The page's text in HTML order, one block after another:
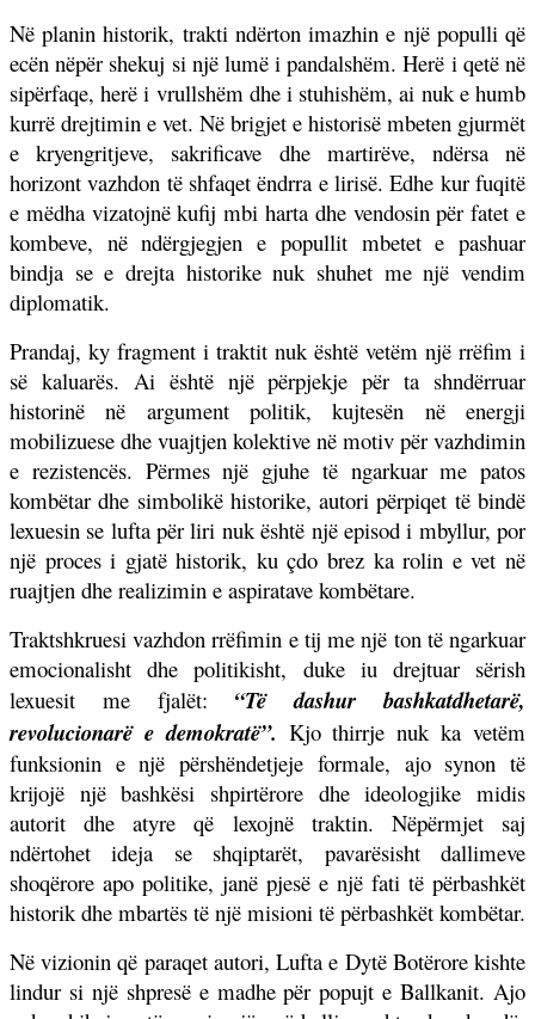
Në planin historik, trakti ndërton imazhin e një populli që
ecën nëpër shekuj si një lumë i pandalshëm. Herë i qetë në
sipërfaqe, herë i vrullshëm dhe i stuhishëm, ai nuk e humb
kurrë drejtimin e vet. Në brigjet e historisë mbeten gjurmët
e kryengritjeve, sakrificave dhe martirëve, ndërsa në
horizont vazhdon të shfaqet ëndrra e lirisë. Edhe kur fuqitë
e mëdha vizatojnë kufij mbi harta dhe vendosin për fatet e
kombeve, në ndërgjegjen e popullit mbetet e pashuar
bindja se e drejta historike nuk shuhet me një vendim
diplomatik.
Prandaj, ky fragment i traktit nuk është vetëm një rrëfim i
së kaluarës. Ai është një përpjekje për ta shndërruar
historinë në argument politik, kujtesën në energji
mobilizuese dhe vuajtjen kolektive në motiv për vazhdimin
e rezistencës. Përmes një gjuhe të ngarkuar me patos
kombëtar dhe simbolikë historike, autori përpiqet të bindë
lexuesin se lufta për liri nuk është një episod i mbyllur, por
një proces i gjatë historik, ku çdo brez ka rolin e vet në
ruajtjen dhe realizimin e aspiratave kombëtare.
Traktshkruesi vazhdon rrëfimin e tij me një ton të ngarkuar
emocionalisht dhe politikisht, duke iu drejtuar sërish
lexuesit me fjalët: “Të dashur bashkatdhetarë,
revolucionarë e demokratë”. Kjo thirrje nuk ka vetëm
funksionin e një përshëndetjeje formale, ajo synon të
krijojë një bashkësi shpirtërore dhe ideologjike midis
autorit dhe atyre që lexojnë traktin. Nëpërmjet saj
ndërtohet ideja se shqiptarët, pavarësisht dallimeve
shoqërore apo politike, janë pjesë e një fati të përbashkët
historik dhe mbartës të një misioni të përbashkët kombëtar.
Në vizionin që paraqet autori, Lufta e Dytë Botërore kishte
lindur si një shpresë e madhe për popujt e Ballkanit. Ajo